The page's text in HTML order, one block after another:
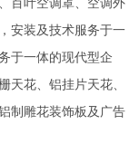
百叶空调罩、空调外
安装及技术服务于一
于一体的现代型企
天花、铝挂片天花、
制雕花装饰板及广告